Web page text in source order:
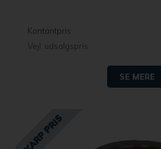
Kontantpris
Vejl. udsalgspris
SE MERE